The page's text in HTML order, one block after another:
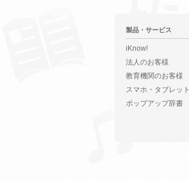
製品・サービス
iKnow!
法人のお客様
教育機関のお客様
スマホ・タブレット
ポップアップ辞書